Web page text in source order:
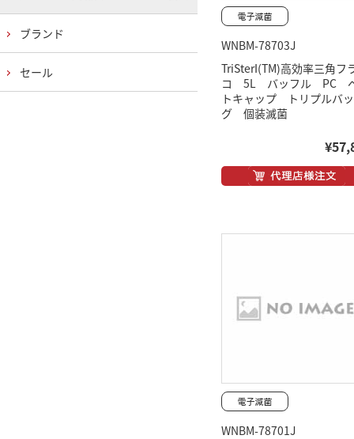
WNBM-78703J
TriSterI(TM)高効率三角フ
コ 5L バッフル PC
トキャップ トリプルバッ
グ 個装滅菌
WNBM-78701J
ブランド
セール